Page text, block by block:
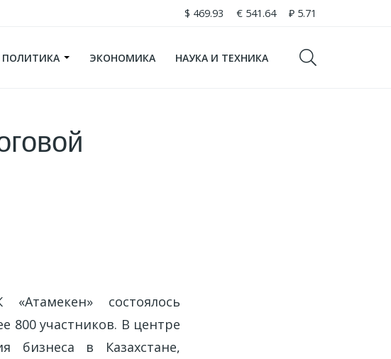
$ 469.93 € 541.64 ₽ 5.71
ПОЛИТИКА ЭКОНОМИКА НАУКА И ТЕХНИКА
состоялось
800 участников. В центре
бизнеса в Казахстане,